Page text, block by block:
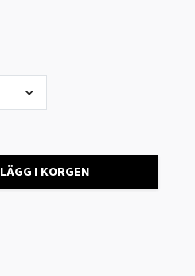
LÄGG I KORGEN